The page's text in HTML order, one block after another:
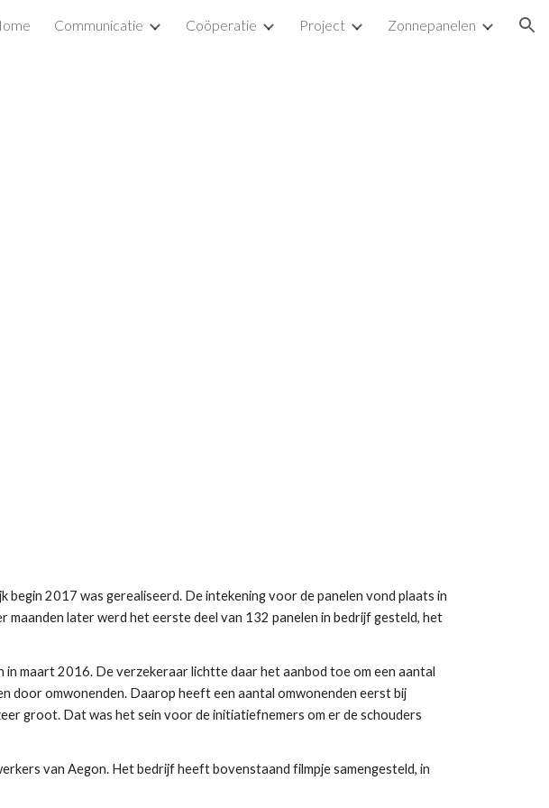
Skip to navigation
Communicatie Coöperatie Project Zonnepanelen
2017 was gerealiseerd. De intekening voor de panelen vond plaats in
later werd het eerste deel van 132 panelen in bedrijf gesteld, het
maart 2016. De verzekeraar lichtte daar het aanbod toe om een aantal
door omwonenden. Daarop heeft een aantal omwonenden eerst bij
groot. Dat was het sein voor de initiatiefnemers om er de schouders
van Aegon. Het bedrijf heeft bovenstaand filmpje samengesteld, in